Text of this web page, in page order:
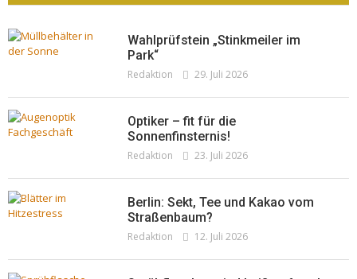
Wahlprüfstein „Stinkmeiler im
Park“
Redaktion 29. Juli 2026
Optiker – fit für die
Sonnenfinsternis!
Redaktion 23. Juli 2026
Berlin: Sekt, Tee und Kakao vom
Straßenbaum?
Redaktion 12. Juli 2026